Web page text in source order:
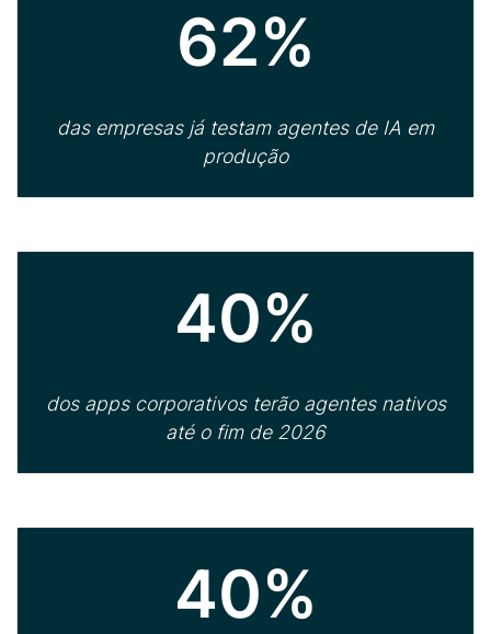
62%
das empresas já testam agentes de IA em
produção
40%
dos apps corporativos terão agentes nativos
até o fim de 2026
40%